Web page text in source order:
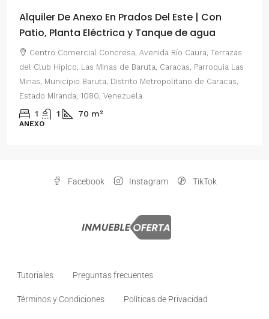
Alquiler De Anexo En Prados Del Este | Con
Patio, Planta Eléctrica y Tanque de agua
Centro Comercial Concresa, Avenida Río Caura, Terrazas
del Club Hípico, Las Minas de Baruta, Caracas, Parroquia Las
Minas, Municipio Baruta, Distrito Metropolitano de Caracas,
Estado Miranda, 1080, Venezuela
1 1 70 m²
ANEXO
Facebook Instagram TikTok
Tutoriales Preguntas frecuentes
Términos y Condiciones Políticas de Privacidad